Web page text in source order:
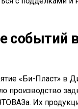
событий
«Би-Пласт» в
производство
Их